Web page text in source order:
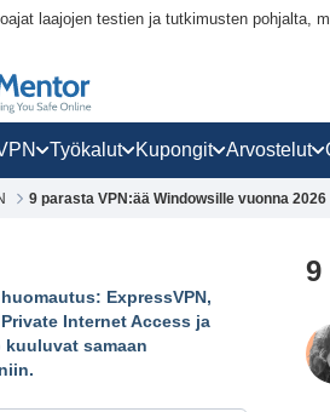
laajojen testien ja tutkimusten pohjalta,
Työkalut Kupongit Arvostelut
9 parasta VPN:ää Windowsille vuonna 2026
9
ExpressVPN,
Internet Access ja
samaan